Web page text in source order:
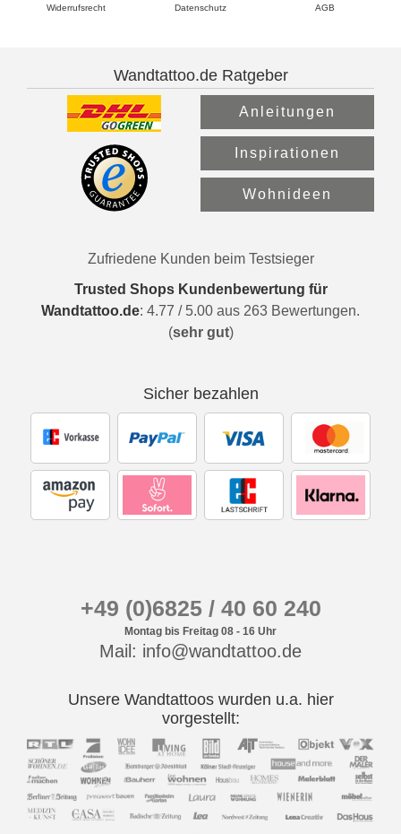
Widerrufsrecht Datenschutz AGB
Wandtattoo.de Ratgeber
Anleitungen
Inspirationen
Wohnideen
Zufriedene Kunden beim Testsieger
Trusted Shops Kundenbewertung für
Wandtattoo.de: 4.77 / 5.00 aus 263 Bewertungen.
(sehr gut)
Sicher bezahlen
+49 (0)6825 / 40 60 240
Montag bis Freitag 08 - 16 Uhr
Mail: info@wandtattoo.de
Unsere Wandtattoos wurden u.a. hier
vorgestellt: